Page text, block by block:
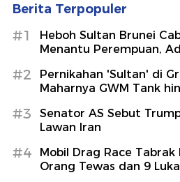
Berita Terpopuler
#1
Heboh Sultan Brunei
Menantu Perempuan,
#2
Pernikahan 'Sultan' di
Maharnya GWM Tank
#3
Senator AS Sebut
Lawan Iran
#4
Mobil Drag Race
Orang Tewas dan 9 Luka